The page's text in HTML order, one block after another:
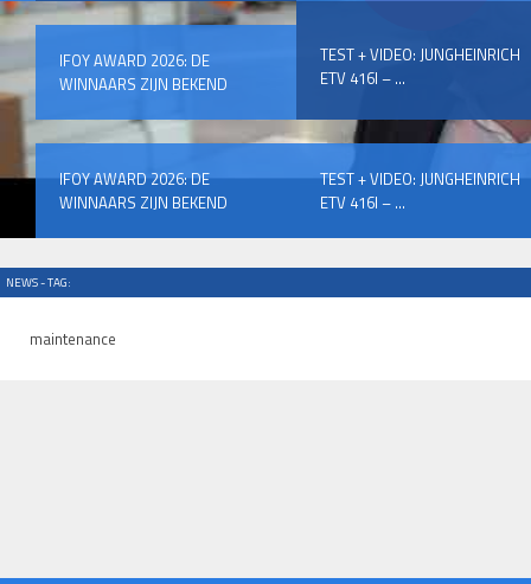
IFOY AWARD 2026: DE
WINNAARS ZIJN BEKEND
TEST + VIDEO: JUNGHEINRICH
ETV 416I – ...
IFOY AWARD 2026: DE
WINNAARS ZIJN BEKEND
TEST + VIDEO: JUNGHEINRICH
ETV 416I – ...
NEWS - TAG:
maintenance